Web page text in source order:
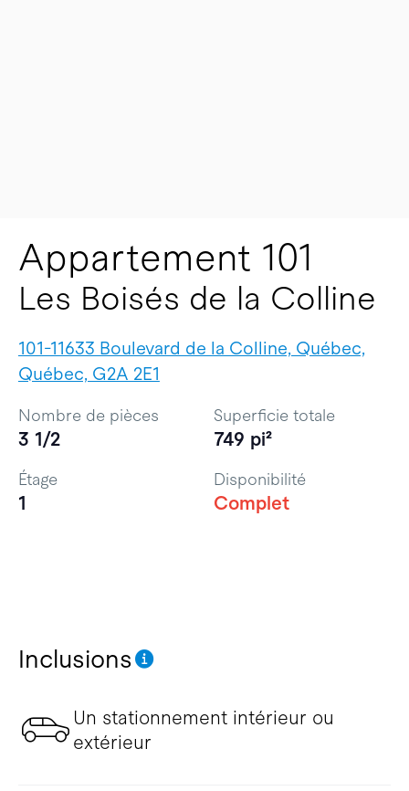
Appartement 101
Les Boisés de la Colline
101-11633 Boulevard de la Colline, Québec,
Québec, G2A 2E1
Inclusions
Un stationnement intérieur ou
extérieur
Nombre de pièces
3 1/2
Superficie totale
749 pi²
Étage
1
Disponibilité
Complet